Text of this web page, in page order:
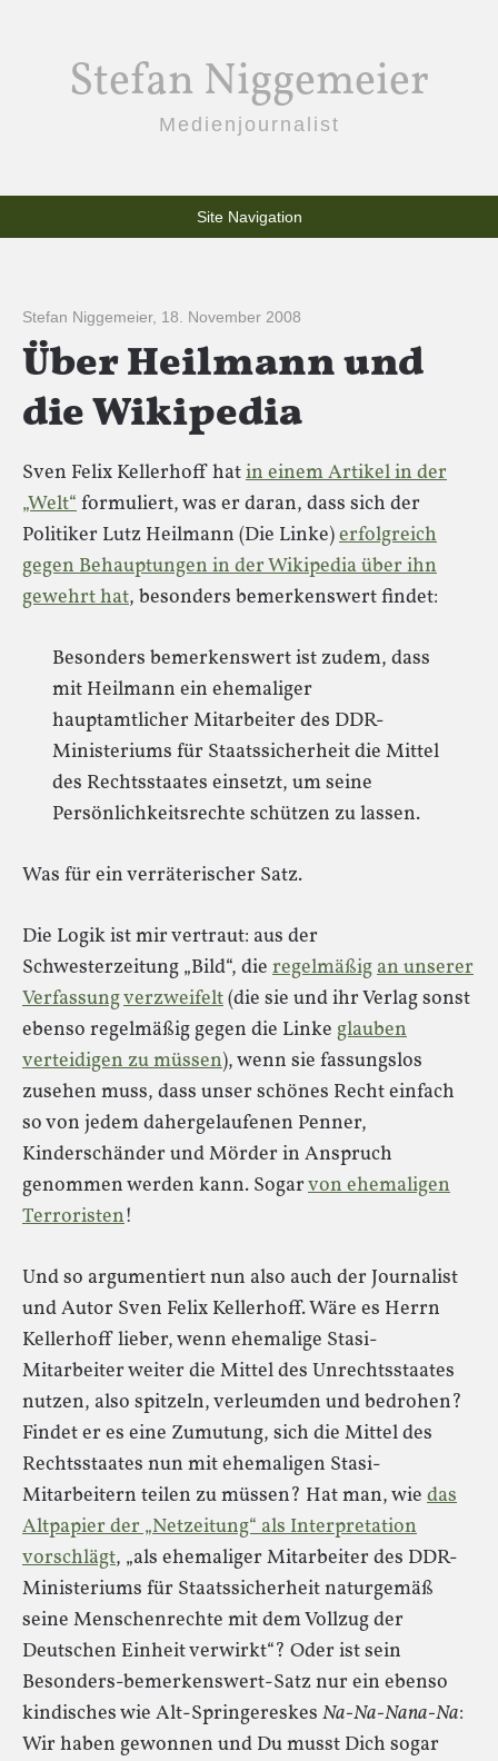
Stefan Niggemeier
Medienjournalist
Site Navigation
Stefan Niggemeier, 18. November 2008
Über Heilmann und
die Wikipedia
Sven Felix Kellerhoff hatin einem Artikel in der
„Welt“formuliert, was er daran, dass sich der
Politiker Lutz Heilmann (Die Linke)erfolgreich
gegen Behauptungen in der Wikipedia über ihn
gewehrt hat, besonders bemerkenswert findet:
Besonders bemerkenswert ist zudem, dass
mit Heilmann ein ehemaliger
hauptamtlicher Mitarbeiter des DDR-
Ministeriums für Staatssicherheit die Mittel
des Rechtsstaates einsetzt, um seine
Persönlichkeitsrechte schützen zu lassen.
Was für ein verräterischer Satz.
Die Logik ist mir vertraut: aus der
Schwesterzeitung „Bild“, die regelmäßigan unserer
Verfassungverzweifelt(die sie und ihr Verlag sonst
ebenso regelmäßig gegen die Linke glauben
verteidigen zu müssen), wenn sie fassungslos
zusehen muss, dass unser schönes Recht einfach
so von jedem dahergelaufenen Penner,
Kinderschänder und Mörder in Anspruch
genommen werden kann. Sogarvon ehemaligen
Terroristen!
Und so argumentiert nun also auch der Journalist
und Autor Sven Felix Kellerhoff. Wäre es Herrn
Kellerhoff lieber, wenn ehemalige Stasi-
Mitarbeiter weiter die Mittel des Unrechtsstaates
nutzen, also spitzeln, verleumden und bedrohen?
Findet er es eine Zumutung, sich die Mittel des
Rechtsstaates nun mit ehemaligen Stasi-
Mitarbeitern teilen zu müssen? Hat man, wie das
Altpapier der „Netzeitung“ als Interpretation
vorschlägt, „als ehemaliger Mitarbeiter des DDR-
Ministeriums für Staatssicherheit naturgemäß
seine Menschenrechte mit dem Vollzug der
Deutschen Einheit verwirkt“? Oder ist sein
Besonders-bemerkenswert-Satz nur ein ebenso
kindisches wie Alt-Springereskes Na-Na-Nana-Na:
Wir haben gewonnen und Du musst Dich sogar